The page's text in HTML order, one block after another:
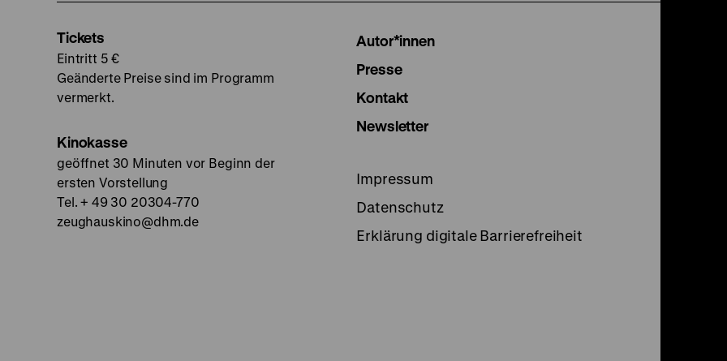
Tickets
Eintritt 5 €
Geänderte Preise sind im Programm
vermerkt.
Kinokasse
geöffnet 30 Minuten vor Beginn der
ersten Vorstellung
Tel. + 49 30 20304-770
zeughauskino@dhm.de
Autor*innen
Presse
Kontakt
Newsletter
Impressum
Datenschutz
Erklärung digitale Barrierefreiheit